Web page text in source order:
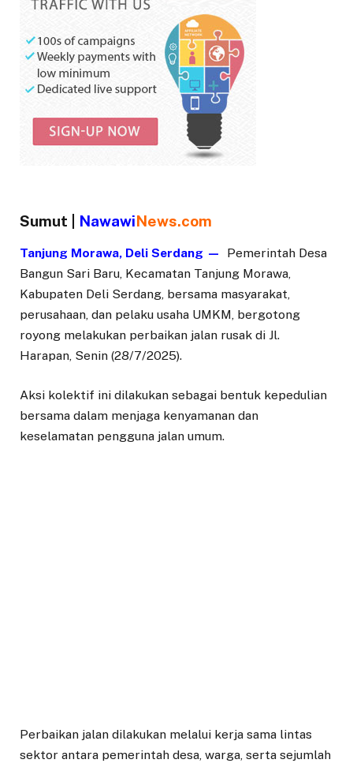
Sumut | NawawiNews.com
Tanjung Morawa, Deli Serdang —
Pemerintah Desa
Bangun Sari Baru, Kecamatan Tanjung Morawa,
Kabupaten Deli Serdang, bersama masyarakat,
perusahaan, dan pelaku usaha UMKM, bergotong
royong melakukan perbaikan jalan rusak di Jl.
Harapan, Senin (28/7/2025).
Aksi kolektif ini dilakukan sebagai bentuk kepedulian
bersama dalam menjaga kenyamanan dan
keselamatan pengguna jalan umum.
Perbaikan jalan dilakukan melalui kerja sama lintas
sektor antara pemerintah desa, warga, serta sejumlah